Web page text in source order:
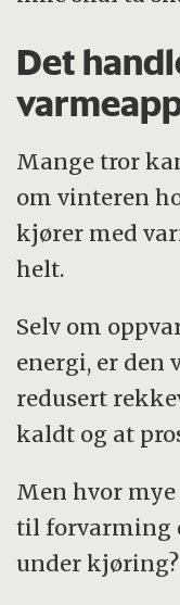
Det
Mange tror
om vinteren
kjører med
helt.
Selv om
energi, er den
redusert
kaldt og at
Men hvor
til forvarming
under kjøring?